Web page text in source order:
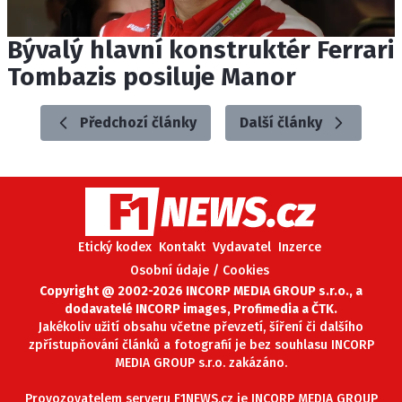
Bývalý hlavní konstruktér Ferrari
Tombazis posiluje Manor
Předchozí články Další články
Etický kodex Kontakt Vydavatel Inzerce
Osobní údaje / Cookies
Copyright @ 2002-2026 INCORP MEDIA GROUP s.r.o., a
dodavatelé INCORP images, Profimedia a ČTK.
Jakékoliv užití obsahu včetne převzetí, šíření či dalšího
zpřístupňování článků a fotografií je bez souhlasu INCORP
MEDIA GROUP s.r.o. zakázáno.